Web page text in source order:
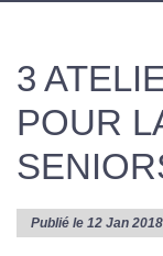
3
POUR
Publié le 12 Jan